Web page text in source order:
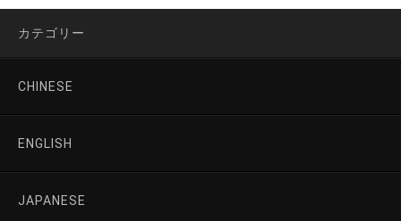
カテゴリー
CHINESE
ENGLISH
JAPANESE